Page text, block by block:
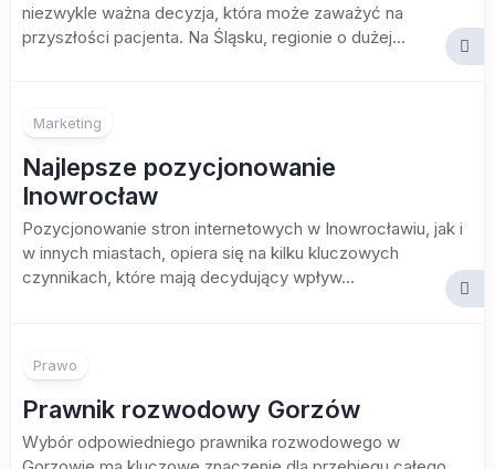
niezwykle ważna decyzja, która może zaważyć na
przyszłości pacjenta. Na Śląsku, regionie o dużej...
Marketing
Najlepsze pozycjonowanie
Inowrocław
Pozycjonowanie stron internetowych w Inowrocławiu, jak i
w innych miastach, opiera się na kilku kluczowych
czynnikach, które mają decydujący wpływ...
Prawo
Prawnik rozwodowy Gorzów
Wybór odpowiedniego prawnika rozwodowego w